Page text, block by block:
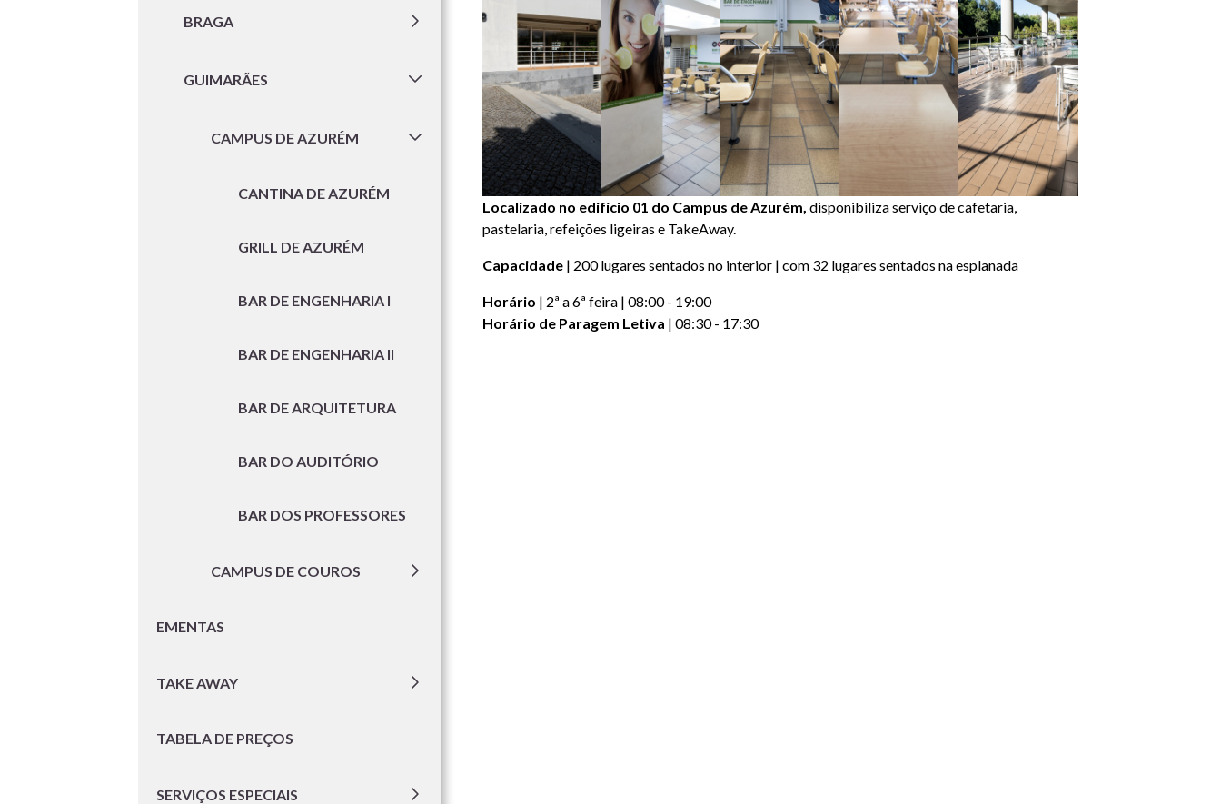
BRAGA
GUIMARÃES
CAMPUS DE AZURÉM
CANTINA DE AZURÉM
GRILL DE AZURÉM
BAR DE ENGENHARIA I
BAR DE ENGENHARIA II
BAR DE ARQUITETURA
BAR DO AUDITÓRIO
BAR DOS PROFESSORES
CAMPUS DE COUROS
EMENTAS
TAKE AWAY
TABELA DE PREÇOS
SERVIÇOS ESPECIAIS
Localizado no edifício 01 do Campus de Azurém, disponibiliza serviço de cafetaria,
pastelaria, refeições ligeiras e TakeAway.
Capacidade| 200 lugares sentados no interior | com 32 lugares sentados na esplanada
Horário | 2ª a 6ª feira | 08:00 - 19:00
Horário de Paragem Letiva | 08:30 - 17:30